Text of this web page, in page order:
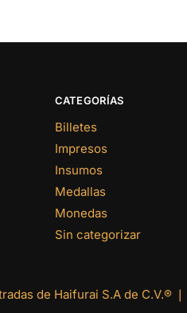
CATEGORÍAS
Billetes
Impresos
Insumos
Medallas
Monedas
Sin categorizar
de Haifurai S.A de C.V.®